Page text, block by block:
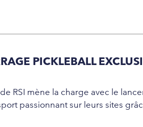
PICKLEBALL
RSI mène la charge avec le
passionnant sur leurs sites